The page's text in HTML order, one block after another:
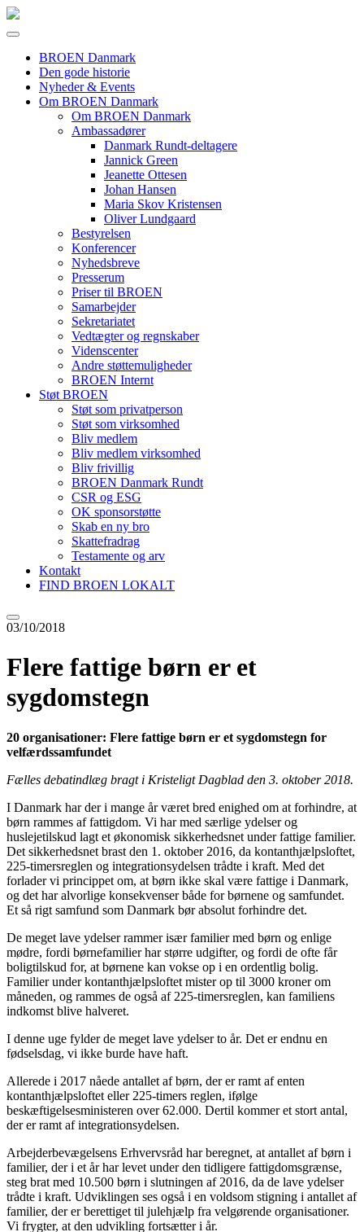
BROEN Danmark
Den gode historie
Nyheder & Events
Om BROEN Danmark
Om BROEN Danmark
Ambassadører
Danmark Rundt-deltagere
Jannick Green
Jeanette Ottesen
Johan Hansen
Maria Skov Kristensen
Oliver Lundgaard
Bestyrelsen
Konferencer
Nyhedsbreve
Presserum
Priser til BROEN
Samarbejder
Sekretariatet
Vedtægter og regnskaber
Videnscenter
Andre støttemuligheder
BROEN Internt
Støt BROEN
Støt som privatperson
Støt som virksomhed
Bliv medlem
Bliv medlem virksomhed
Bliv frivillig
BROEN Danmark Rundt
CSR og ESG
OK sponsorstøtte
Skab en ny bro
Skattefradrag
Testamente og arv
Kontakt
FIND BROEN LOKALT
03/10/2018
Flere fattige børn er et
sygdomstegn
20 organisationer: Flere fattige børn er et sygdomstegn for
velfærdssamfundet
Fælles debatindlæg bragt i Kristeligt Dagblad den 3. oktober 2018.
I Danmark har der i mange år været bred enighed om at forhindre, at
børn rammes af fattigdom. Vi har med særlige ydelser og
huslejetilskud lagt et økonomisk sikkerhedsnet under fattige familier.
Det sikkerhedsnet brast den 1. oktober 2016, da kontanthjælpsloftet,
225-timersreglen og integrationsydelsen trådte i kraft. Med det
forlader vi princippet om, at børn ikke skal være fattige i Danmark,
og det har alvorlige konsekvenser både for børnene og samfundet.
Et så rigt samfund som Danmark bør absolut forhindre det.
De meget lave ydelser rammer især familier med børn og enlige
mødre, fordi børnefamilier har større udgifter, og fordi de ofte får
boligtilskud for, at børnene kan vokse op i en ordentlig bolig.
Familier under kontanthjælpsloftet mister op til 3000 kroner om
måneden, og rammes de også af 225-timersreglen, kan familiens
indkomst blive halveret.
I denne uge fylder de meget lave ydelser to år. Det er endnu en
fødselsdag, vi ikke burde have haft.
Allerede i 2017 nåede antallet af børn, der er ramt af enten
kontanthjælpsloftet eller 225-timers reglen, ifølge
beskæftigelsesministeren over 62.000. Dertil kommer et stort antal,
der er ramt af integrationsydelsen.
Arbejderbevægelsens Erhvervsråd har beregnet, at antallet af børn i
familier, der i et år har levet under den tidligere fattigdomsgrænse,
steg brat med 10.500 børn i slutningen af 2016, da de lave ydelser
trådte i kraft. Udviklingen ses også i en voldsom stigning i antallet af
familier, der er berettiget til julehjælp fra velgørende organisationer.
Vi frygter, at den udvikling fortsætter i år.